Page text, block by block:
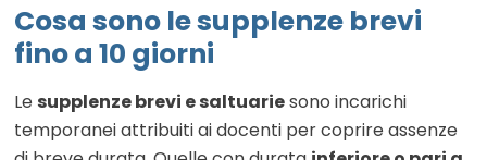
Cosa sono le supplenze brevi
fino a 10 giorni
Le supplenze brevi e saltuariesono incarichi
temporanei attribuiti ai docenti per coprire assenze